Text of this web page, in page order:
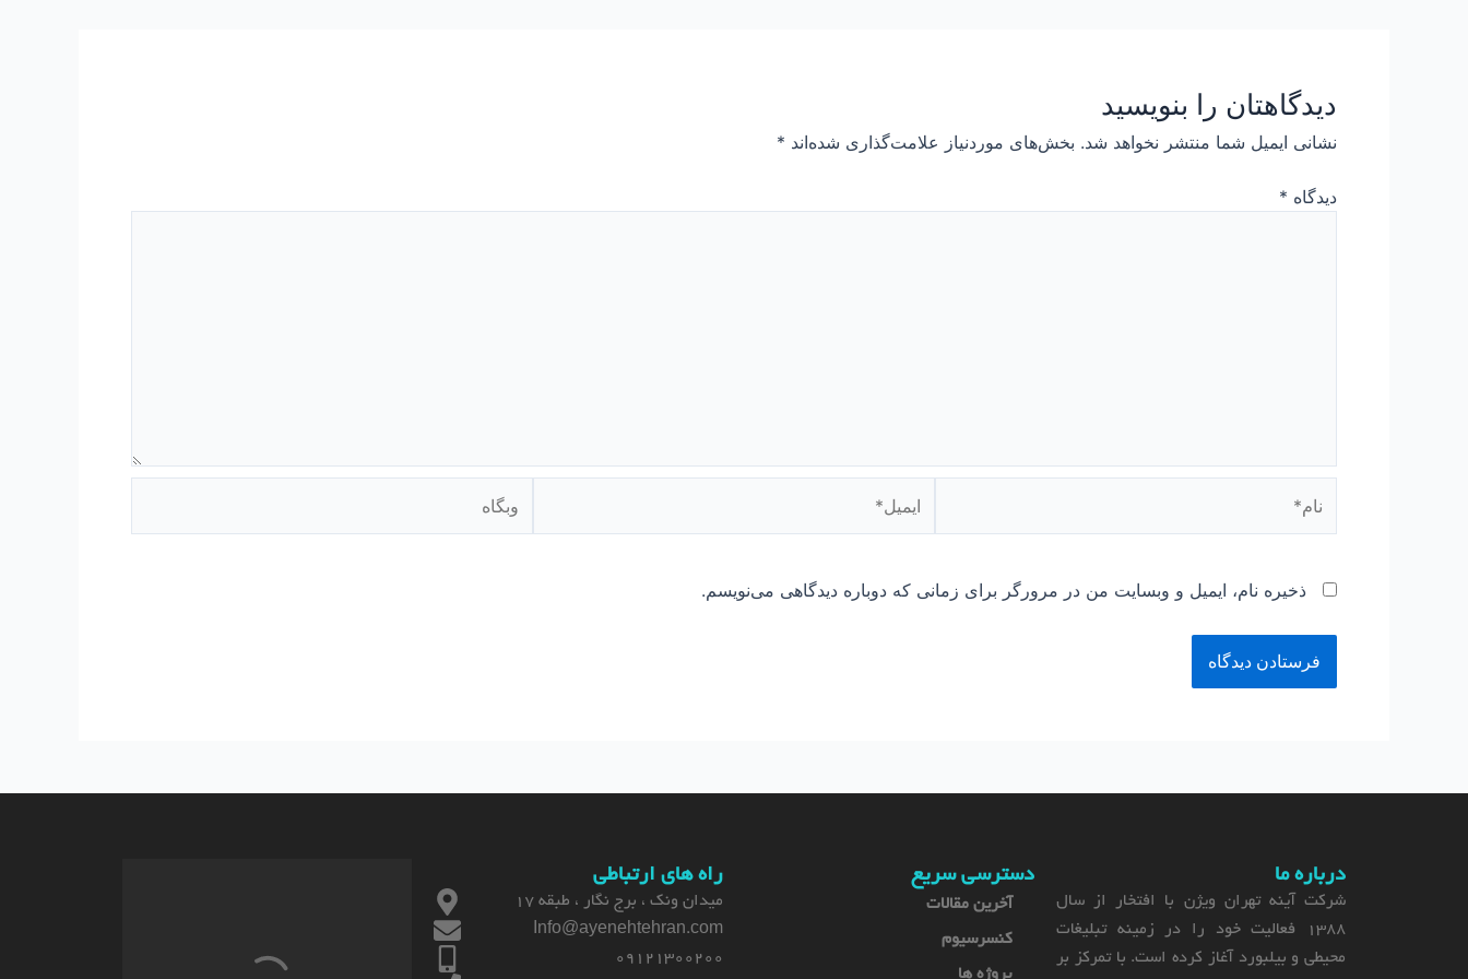
دیدگاهتان را بنویسید
نشانی ایمیل شما منتشر نخواهد شد. بخش‌های موردنیاز علامت‌گذاری شده‌اند *
دیدگاه *
ذخیره نام، ایمیل و وبسایت من در مرورگر برای زمانی که دوباره دیدگاهی می‌نویسم.
درباره ما
شرکت آینه تهران ویژن با افتخار از سال
1388 فعالیت خود را در زمینه تبلیغات
محیطی و بیلبورد آغاز کرده است. با تمرکز بر
دسترسی سریع
آخرین مقالات
کنسرسیوم
پروژه ها
راه های ارتباطی
میدان ونک ، برج نگار ، طبقه 17
Info@ayenehtehran.com
09121300200